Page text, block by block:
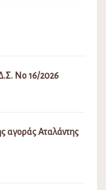
Νο 16/2026
αγοράς Αταλάντης